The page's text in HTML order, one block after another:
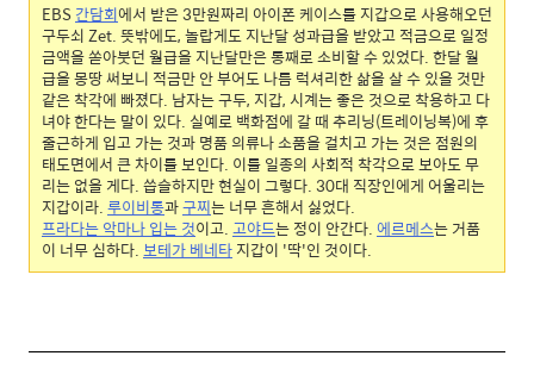
EBS간담회에서 받은 3만원짜리 아이폰 케이스를 지갑으로 사용해오던
구두쇠 Zet. 뜻밖에도, 놀랍게도 지난달 성과급을 받았고 적금으로 일정
금액을 쏟아붓던 월급을 지난달만은 통째로 소비할 수 있었다. 한달 월
급을 몽땅 써보니 적금만 안 부어도 나름 럭셔리한 삶을 살 수 있을 것만
같은 착각에 빠졌다. 남자는 구두, 지갑, 시계는 좋은 것으로 착용하고 다
녀야 한다는 말이 있다. 실예로 백화점에 갈 때 추리닝(트레이닝복)에 후
줄근하게 입고 가는 것과 명품 의류나 소품을 걸치고 가는 것은 점원의
태도면에서 큰 차이를 보인다. 이를 일종의 사회적 착각으로 보아도 무
리는 없을 게다. 씁슬하지만 현실이 그렇다. 30대 직장인에게 어울리는
지갑이라.루이비통과구찌는 너무 흔해서 싫었다.
프라다는 악마나 입는 것이고.고야드는 정이 안간다. 에르메스는 거품
이 너무 심하다.보테가 베네타지갑이 '딱'인 것이다.